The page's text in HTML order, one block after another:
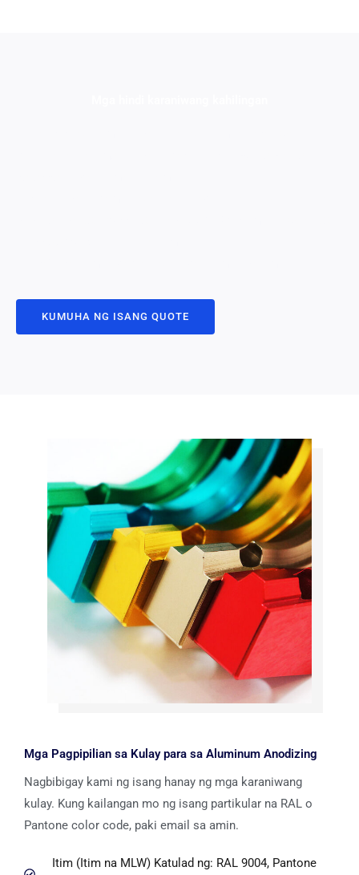
KUMUHA NG ISANG QUOTE
Mga Pagpipilian sa Kulay para sa Aluminum Anodizing
Nagbibigay kami ng isang hanay ng mga karaniwang
kulay. Kung kailangan mo ng isang partikular na RAL o
Pantone color code, paki email sa amin.
Itim (Itim na MLW) Katulad ng: RAL 9004, Pantone